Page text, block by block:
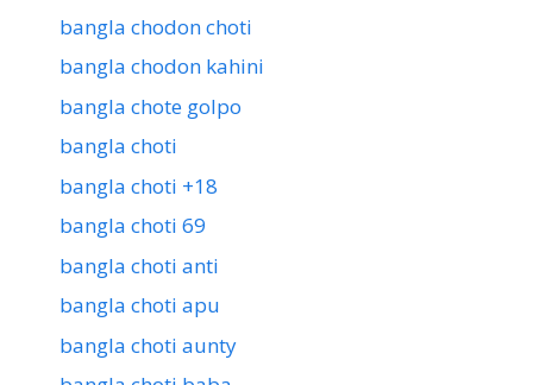
bangla chodon choti
bangla chodon kahini
bangla chote golpo
bangla choti
bangla choti +18
bangla choti 69
bangla choti anti
bangla choti apu
bangla choti aunty